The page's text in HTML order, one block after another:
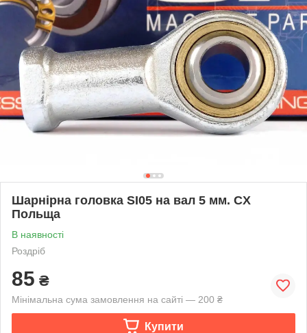
Шарнірна головка SI05 на вал 5 мм. CX
Польща
В наявності
Роздріб
85 ₴
Мінімальна сума замовлення на сайті — 200 ₴
Купити